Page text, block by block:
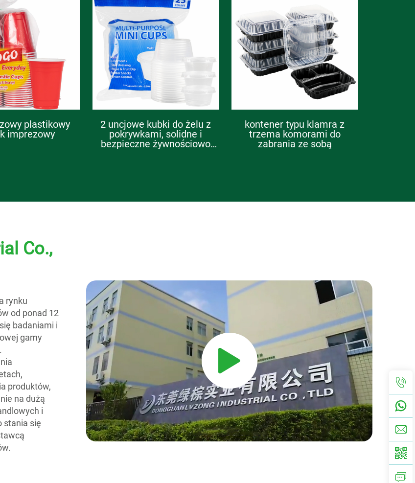
plastikowy
imprezowy
2 uncjowe kubki do żelu z
pokrywkami, solidne i
bezpieczne żywnościowo
kontener typu klamra z
trzema komorami do
zabrania ze sobą
Co.,
rynku
od ponad 12
badaniami i
gamy
produktów,
na dużą
i
stania się